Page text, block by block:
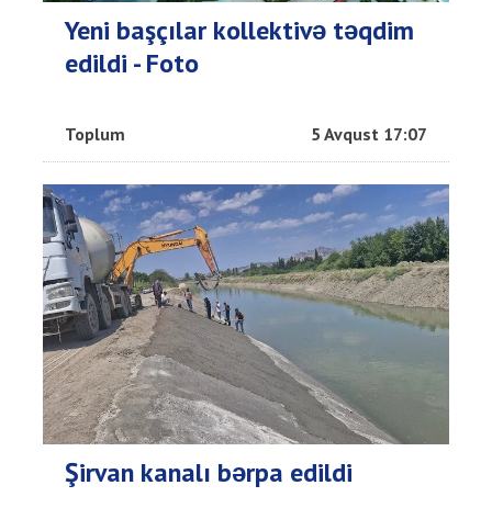
Yeni başçılar kollektivə təqdim
edildi - Foto
Toplum 5 Avqust 17:07
Şirvan kanalı bərpa edildi